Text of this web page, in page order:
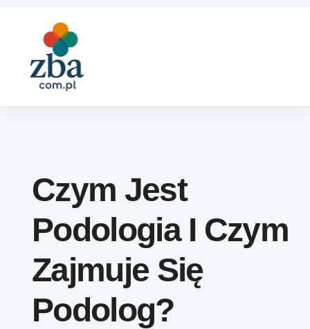
Czym Jest
Podologia I Czym
Zajmuje Się
Podolog?